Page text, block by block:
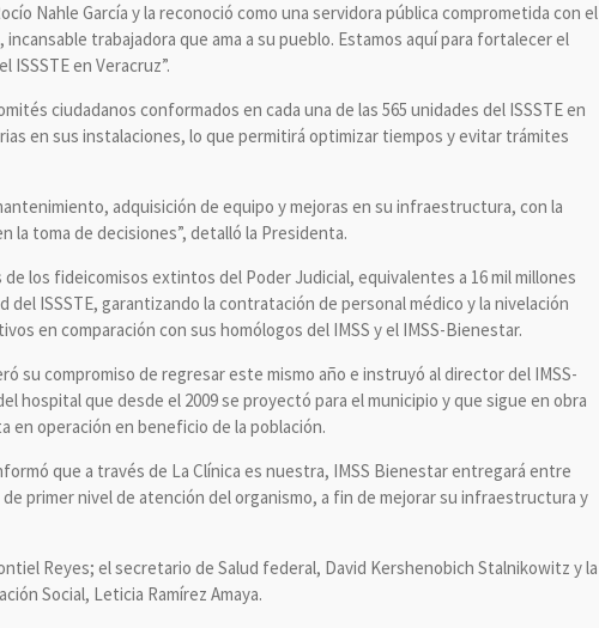
Nahle García y la reconoció como una servidora pública comprometida con el
trabajadora que ama a su pueblo. Estamos aquí para fortalecer el
ISSSTE en Veracruz”.
ciudadanos conformados en cada una de las 565 unidades del ISSSTE en
en sus instalaciones, lo que permitirá optimizar tiempos y evitar trámites
adquisición de equipo y mejoras en su infraestructura, con la
la toma de decisiones”, detalló la Presidenta.
los fideicomisos extintos del Poder Judicial, equivalentes a 16 mil millones
ISSSTE, garantizando la contratación de personal médico y la nivelación
en comparación con sus homólogos del IMSS y el IMSS-Bienestar.
su compromiso de regresar este mismo año e instruyó al director del IMSS-
hospital que desde el 2009 se proyectó para el municipio y que sigue en obra
en operación en beneficio de la población.
que a través de La Clínica es nuestra, IMSS Bienestar entregará entre
de primer nivel de atención del organismo, a fin de mejorar su infraestructura y
Reyes; el secretario de Salud federal, David Kershenobich Stalnikowitz y la
Social, Leticia Ramírez Amaya.